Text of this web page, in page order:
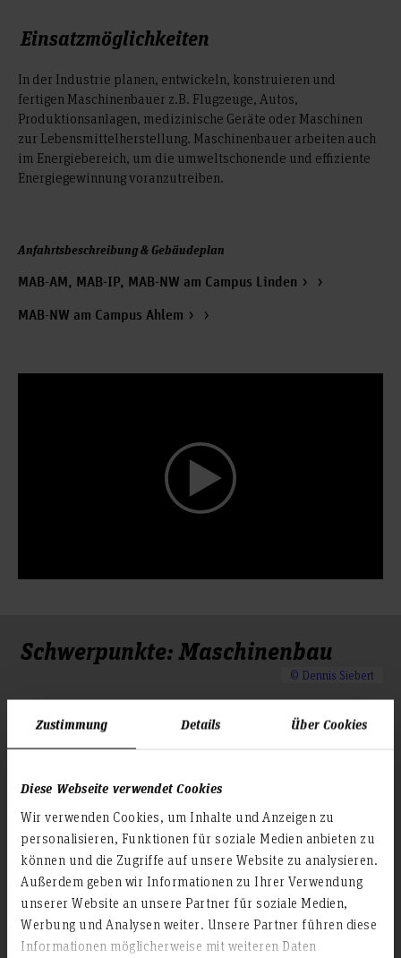
Zustimmung Details Über Cookies
Diese Webseite verwendet Cookies
Wir verwenden Cookies, um Inhalte und Anzeigen zu
personalisieren, Funktionen für soziale Medien anbieten zu
können und die Zugriffe auf unsere Website zu analysieren.
Außerdem geben wir Informationen zu Ihrer Verwendung
unserer Website an unsere Partner für soziale Medien,
Werbung und Analysen weiter. Unsere Partner führen diese
Informationen möglicherweise mit weiteren Daten
Einsatzmöglichkeiten
In der Industrie planen, entwickeln, konstruieren und
fertigen Maschinenbauer z.B. Flugzeuge, Autos,
Produktionsanlagen, medizinische Geräte oder Maschinen
zur Lebensmittelherstellung. Maschinenbauer arbeiten auch
im Energiebereich, um die umweltschonende und effiziente
Energiegewinnung voranzutreiben.
Anfahrtsbeschreibung & Gebäudeplan
MAB-AM, MAB-IP, MAB-NW am Campus Linden
MAB-NW am Campus Ahlem
Schwerpunkte: Maschinenbau
© Dennis Siebert
Allgemeiner Maschinenbau
Studienschwerpunkt „Allgemeiner Maschinenbau“
praxisnahes Anwendungswissen für Konstruktion und
Entwicklung in Form von Vorlesungen, zahlreichen Laboren
und zwei Projektarbeiten. Individuelle Interessen werden
durch vier Wahlpflichtmodule von über 20
Wahlmöglichkeiten vertieft. Mit dem Schwerpunkt
„Allgemeiner Maschinenbau“ haben die Absolventen eine